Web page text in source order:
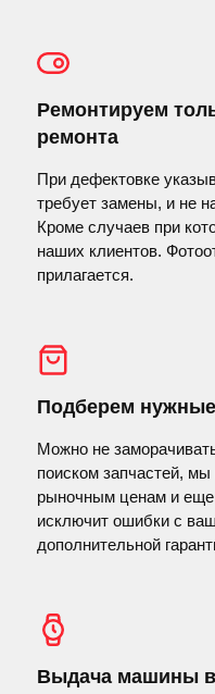
Ремонтируем
ремонта
При дефектовке
требует замены, и не
Кроме случаев при
наших клиентов.
прилагается.
Подберем нужные
Можно не
поиском запчастей,
рыночным ценам и еще
исключит ошибки с
дополнительной
Выдача машины